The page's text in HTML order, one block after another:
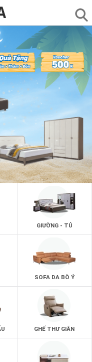
▼
▼
GIƯỜNG - TỦ
SOFA DA BÒ Ý
GHẾ THƯ GIÃN